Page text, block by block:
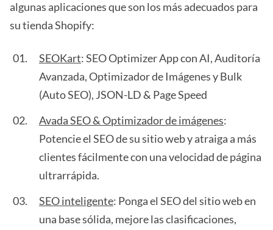
algunas aplicaciones que son los más adecuados para
su tienda Shopify:
SEOKart: SEO Optimizer App con AI, Auditoría
Avanzada, Optimizador de Imágenes y Bulk
(Auto SEO), JSON-LD & Page Speed
Avada SEO & Optimizador de imágenes:
Potencie el SEO de su sitio web y atraiga a más
clientes fácilmente con una velocidad de página
ultrarrápida.
SEO inteligente: Ponga el SEO del sitio web en
una base sólida, mejore las clasificaciones,